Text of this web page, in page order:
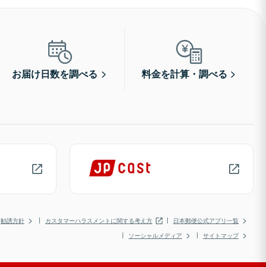
お届け日数を調べる 料金を計算・調べる
勧誘方針 カスタマーハラスメントに関する考え方
日本郵便公式アプリ一覧
ソーシャルメディア
サイトマップ